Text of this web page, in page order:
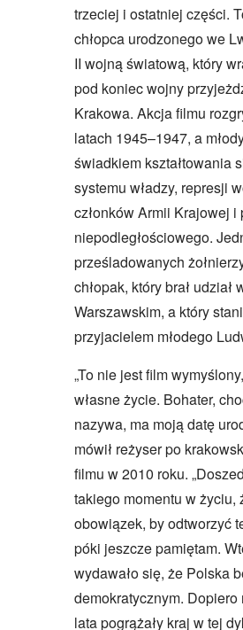
trzeciej i ostatniej części.
chłopca urodzonego we
II wojną światową, który
pod koniec wojny
Krakowa. Akcja filmu
latach 1945–1947, a
świadkiem kształtowania
systemu władzy, represji
członków Armii Krajowej i
niepodległościowego.
prześladowanych
chłopak, który brał udział
Warszawskim, a który
przyjacielem młodego
„To nie jest film
własne życie. Bohater,
nazywa, ma moją datę
mówił reżyser po
filmu w 2010 roku.
takiego momentu w życiu,
obowiązek, by odtworzyć
póki jeszcze pamiętam.
wydawało się, że Polska
demokratycznym. Dopiero
lata pogrążały kraj w tej